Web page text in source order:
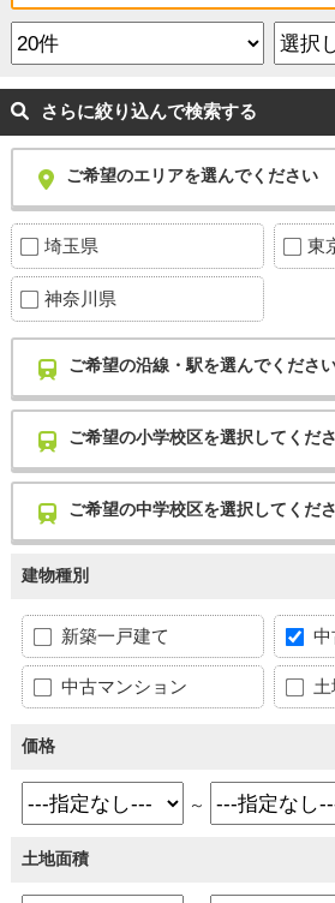
さらに絞り込んで検索する
ご希望のエリアを選んでください
埼玉県 東
神奈川県
ご希望の沿線・駅を選んでくださ
ご希望の小学校区を選択してくだ
ご希望の中学校区を選択してくだ
建物種別
新築一戸建て 中
中古マンション
価格
～
土地面積